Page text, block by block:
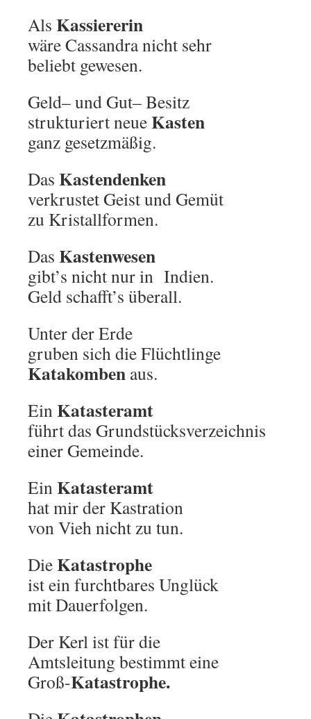
Als Kassiererin
wäre Cassandra nicht sehr
beliebt gewesen.
Geld– und Gut– Besitz
strukturiert neueKasten
ganz gesetzmäßig.
Das Kastendenken
verkrustet Geist und Gemüt
zu Kristallformen.
Das Kastenwesen
gibt’s nicht nur in Indien.
Geld schafft’s überall.
Unter der Erde
gruben sich die Flüchtlinge
Katakomben aus.
EinKatasteramt
führt das Grundstücksverzeichnis
einer Gemeinde.
EinKatasteramt
hat mir der Kastration
von Vieh nicht zu tun.
DieKatastrophe
ist ein furchtbares Unglück
mit Dauerfolgen.
Der Kerl ist für die
Amtsleitung bestimmt eine
Groß-Katastrophe.